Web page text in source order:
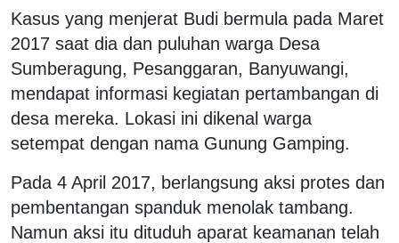
Kasus yang menjerat Budi bermula pada Maret
2017 saat dia dan puluhan warga Desa
Sumberagung, Pesanggaran, Banyuwangi,
mendapat informasi kegiatan pertambangan di
desa mereka. Lokasi ini dikenal warga
setempat dengan nama Gunung Gamping.
Pada 4 April 2017, berlangsung aksi protes dan
pembentangan spanduk menolak tambang.
Namun aksi itu dituduh aparat keamanan telah